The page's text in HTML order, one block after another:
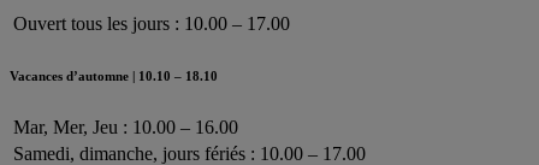
Ouvert tous les jours : 10.00 – 17.00
Vacances d’automne | 10.10 – 18.10
Mar, Mer, Jeu : 10.00 – 16.00
Samedi, dimanche, jours fériés : 10.00 – 17.00